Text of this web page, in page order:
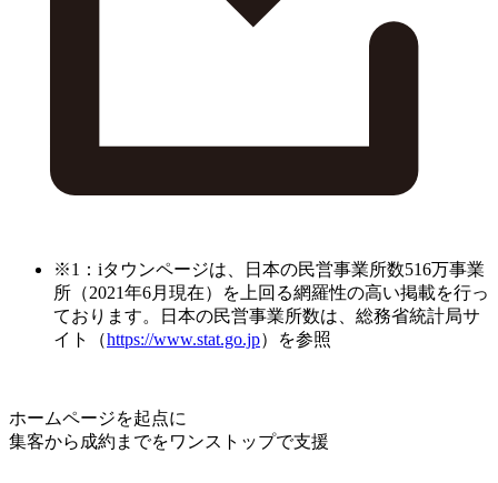
※1：iタウンページは、日本の民営事業所数516万事業
所（2021年6月現在）を上回る網羅性の高い掲載を行っ
ております。日本の民営事業所数は、総務省統計局サ
イト（https://www.stat.go.jp）を参照
ホームページを起点に
集客から成約までをワンストップで支援